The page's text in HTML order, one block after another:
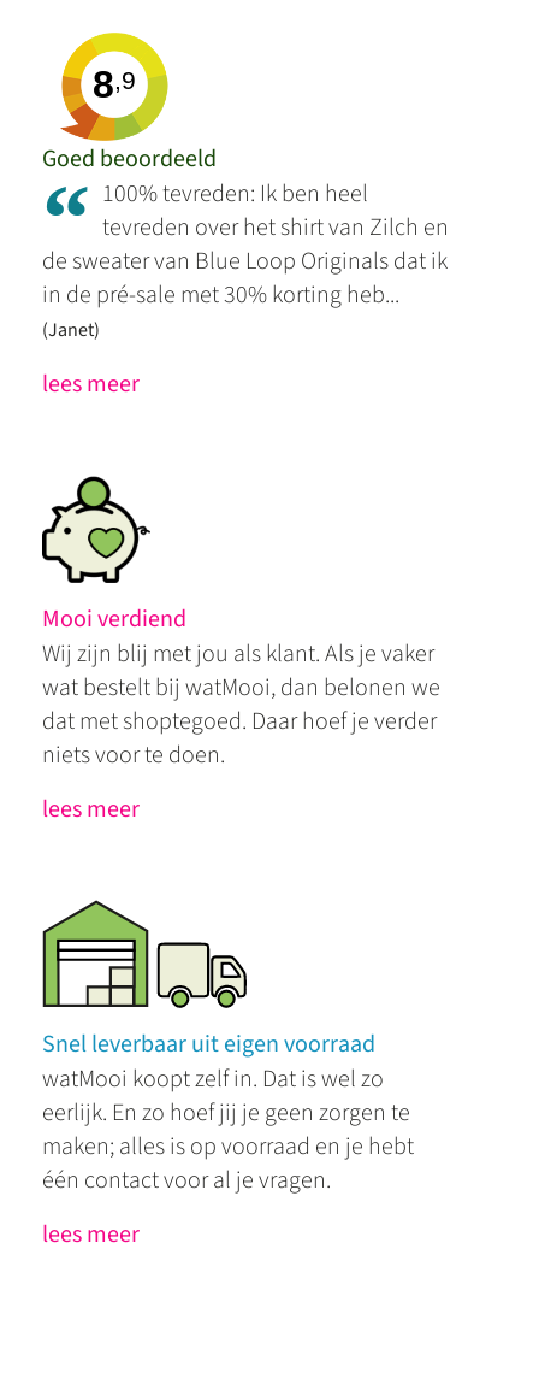
8,9
Goed beoordeeld
“ 100% tevreden: Ik ben heel
tevreden over het shirt van Zilch en
de sweater van Blue Loop Originals dat ik
in de pré-sale met 30% korting heb...
(Janet)
lees meer
Mooi verdiend
Wij zijn blij met jou als klant. Als je vaker
wat bestelt bij watMooi, dan belonen we
dat met shoptegoed. Daar hoef je verder
niets voor te doen.
lees meer
Snel leverbaar uit eigen voorraad
watMooi koopt zelf in. Dat is wel zo
eerlijk. En zo hoef jij je geen zorgen te
maken; alles is op voorraad en je hebt
één contact voor al je vragen.
lees meer